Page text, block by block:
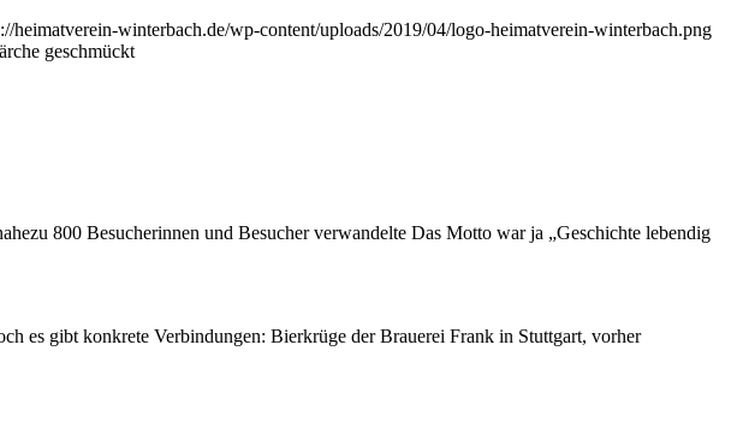
heimatverein-winterbach.de/wp-content/uploads/2019/04/logo-heimatverein-winterbach.png
geschmückt
800 Besucherinnen und Besucher verwandelte Das Motto war ja „Geschichte lebendig
es gibt konkrete Verbindungen: Bierkrüge der Brauerei Frank in Stuttgart, vorher